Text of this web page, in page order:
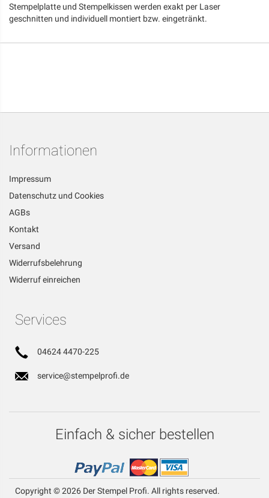
Stempelplatte und Stempelkissen werden exakt per Laser
geschnitten und individuell montiert bzw. eingetränkt.
Informationen
Impressum
Datenschutz und Cookies
AGBs
Kontakt
Versand
Widerrufsbelehrung
Widerruf einreichen
Services
04624 4470-225
service@stempelprofi.de
Einfach & sicher bestellen
Copyright © 2026 Der Stempel Profi. All rights reserved.